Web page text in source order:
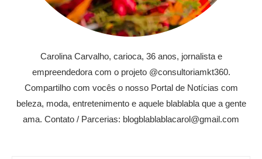
Carolina Carvalho, carioca, 36 anos, jornalista e
empreendedora com o projeto @consultoriamkt360.
Compartilho com vocês o nosso Portal de Notícias com
beleza, moda, entretenimento e aquele blablabla que a gente
ama. Contato / Parcerias: blogblablablacarol@gmail.com